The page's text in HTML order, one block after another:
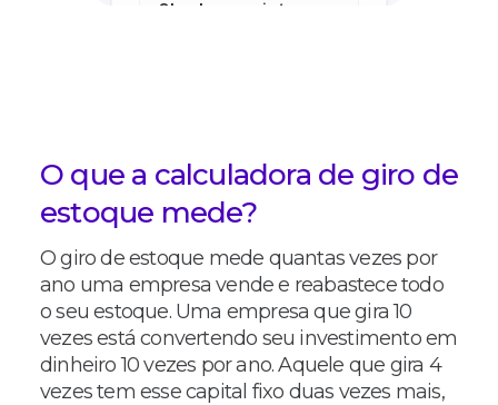
O que a calculadora de giro de
estoque mede?
O giro de estoque mede quantas vezes por
ano uma empresa vende e reabastece todo
o seu estoque. Uma empresa que gira 10
vezes está convertendo seu investimento em
dinheiro 10 vezes por ano. Aquele que gira 4
vezes tem esse capital fixo duas vezes mais,